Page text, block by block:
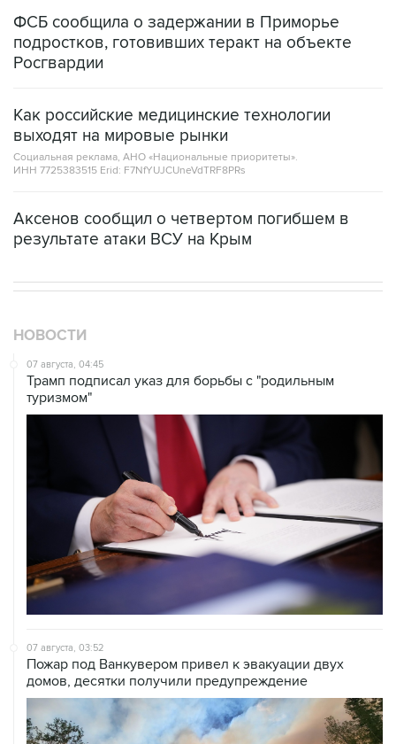
ФСБ сообщила о задержании в Приморье
подростков, готовивших теракт на объекте
Росгвардии
Как российские медицинские технологии
выходят на мировые рынки
Социальная реклама, АНО «Национальные приоритеты».
ИНН 7725383515 Erid: F7NfYUJCUneVdTRF8PRs
Аксенов сообщил о четвертом погибшем в
результате атаки ВСУ на Крым
НОВОСТИ
07 августа, 04:45
Трамп подписал указ для борьбы с "родильным
туризмом"
07 августа, 03:52
Пожар под Ванкувером привел к эвакуации двух
домов, десятки получили предупреждение